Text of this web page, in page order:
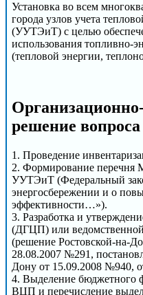
Установка во всем
города узлов учета
(УУТЭиТ) с целью
использования топливно-
(тепловой энергии,
решение вопроса
1. Проведение
2. Формирование
УУТЭиТ (Федеральный
энергосбережении и о
эффективности…»).
3. Разработка и
(ДГЦП) или
(решение Ростовской-на-
28.08.2007 №291,
Дону от 15.09.2008 №940,
4. Выделение бюджетного
ВЦП и перечисление